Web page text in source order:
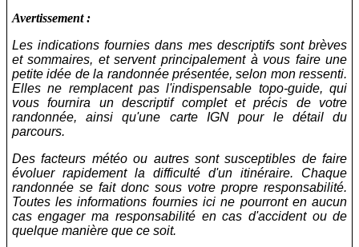
Avertissement :
Les indications fournies dans mes descriptifs sont brèves
et sommaires, et servent principalement à vous faire une
petite idée de la randonnée présentée, selon mon ressenti.
Elles ne remplacent pas l'indispensable topo-guide, qui
vous fournira un descriptif complet et précis de votre
randonnée, ainsi qu'une carte IGN pour le détail du
parcours.
Des facteurs météo ou autres sont susceptibles de faire
évoluer rapidement la difficulté d'un itinéraire. Chaque
randonnée se fait donc sous votre propre responsabilité.
Toutes les informations fournies ici ne pourront en aucun
cas engager ma responsabilité en cas d'accident ou de
quelque manière que ce soit.